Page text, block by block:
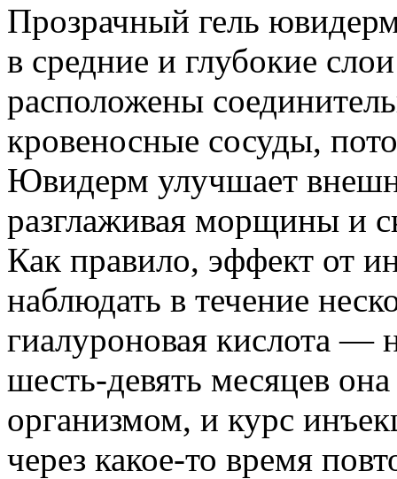
Прозрачный гель
в средние и глубокие
расположены
кровеносные сосуды,
Ювидерм улучшает
разглаживая морщины и
Как правило, эффект от
наблюдать в течение
гиалуроновая кислота —
шесть-девять месяцев
организмом, и курс
через какое-то время